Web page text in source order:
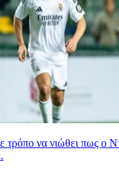
να νιώθει πως ο